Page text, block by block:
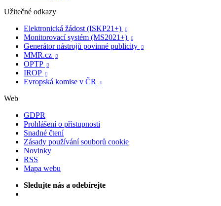
Užitečné odkazy
Elektronická žádost (ISKP21+)

Monitorovací systém (MS2021+) 
Generátor nástrojů povinné publicity 
MMR.cz 
OPTP 
IROP 
Evropská komise v ČR 
Web
GDPR
Prohlášení o přístupnosti
Snadné čtení
Zásady používání souborů cookie
Novinky
RSS
Mapa webu
Sledujte nás a odebírejte